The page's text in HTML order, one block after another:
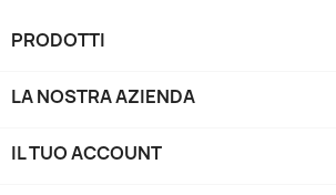
PRODOTTI
LA NOSTRA AZIENDA
IL TUO ACCOUNT